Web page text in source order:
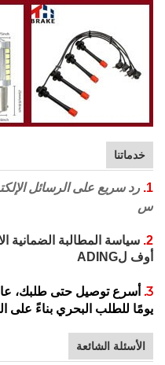
خدماتنا
1. رد سريع على الرسائل
س
2.
أوف لADING
3.
يومًا للطلب البحري بناءً على
الأسئلة الشائعة